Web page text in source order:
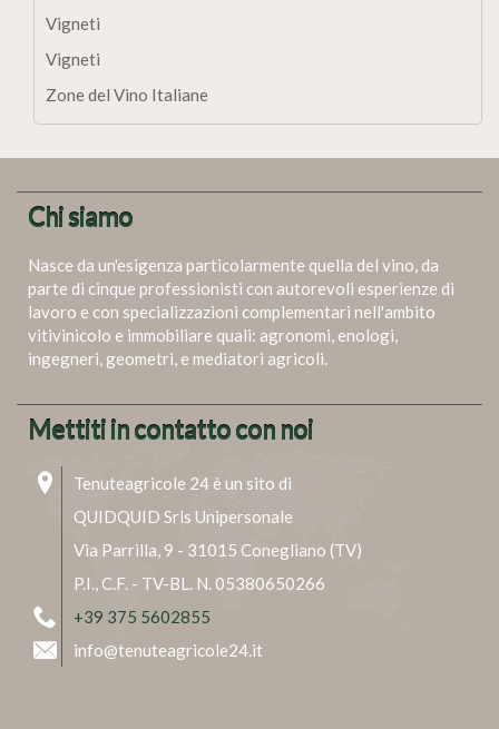
Vigneti
Vigneti
Zone del Vino Italiane
Chi siamo
Nasce da un'esigenza particolarmente quella del vino, da
parte di cinque professionisti con autorevoli esperienze di
lavoro e con specializzazioni complementari nell'ambito
vitivinicolo e immobiliare quali: agronomi, enologi,
ingegneri, geometri, e mediatori agricoli.
Mettiti in contatto con noi
Tenuteagricole 24 è un sito di
QUIDQUID Srls Unipersonale
Via Parrilla, 9 - 31015 Conegliano (TV)
P.I., C.F. - TV-BL. N. 05380650266
+39 375 5602855
info@tenuteagricole24.it